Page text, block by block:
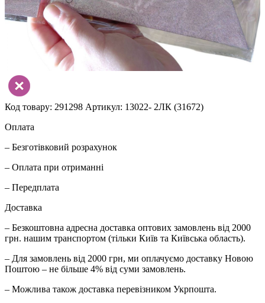
Код товару: 291298 Артикул: 13022- 2ЛК (31672)
Оплата
– Безготівковий розрахунок
– Оплата при отриманні
– Передплата
Доставка
– Безкоштовна адресна доставка оптових замовлень від 2000
грн. нашим транспортом (тільки Київ та Київська область).
– Для замовлень від 2000 грн, ми оплачуємо доставку Новою
Поштою – не більше 4% від суми замовлень.
– Можлива також доставка перевізником Укрпошта.